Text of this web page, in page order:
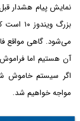
نمایش پیام هشدار
بزرگ
می‌شود. گاهی مواقع
آن هستیم اما
اگر سیستم خاموش
مواجه خواهیم شد.